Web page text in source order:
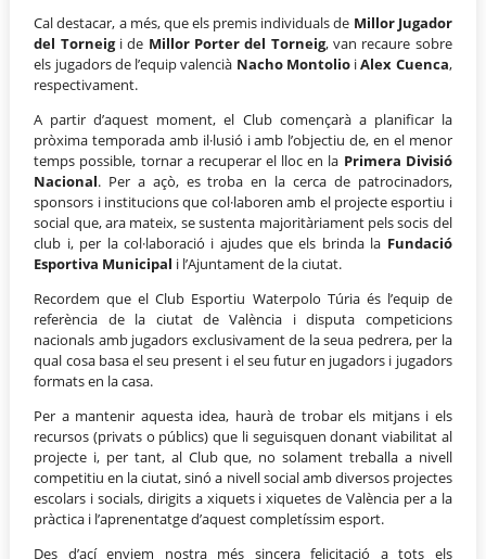
Cal destacar, a més, que els premis individuals de Millor Jugador
del Torneigi de Millor Porter del Torneig, van recaure sobre
els jugadors de l’equip valencià Nacho MontolioiAlex Cuenca,
respectivament.
A partir d’aquest moment, el Club començarà a planificar la
pròxima temporada amb il·lusió i amb l’objectiu de, en el menor
temps possible, tornar a recuperar el lloc en la Primera Divisió
Nacional. Per a açò, es troba en la cerca de patrocinadors,
sponsors i institucions que col·laboren amb el projecte esportiu i
social que, ara mateix, se sustenta majoritàriament pels socis del
club i, per la col·laboració i ajudes que els brinda la Fundació
Esportiva Municipal i l’Ajuntament de la ciutat.
Recordem que el Club Esportiu Waterpolo Túria és l’equip de
referència de la ciutat de València i disputa competicions
nacionals amb jugadors exclusivament de la seua pedrera, per la
qual cosa basa el seu present i el seu futur en jugadors i jugadors
formats en la casa.
Per a mantenir aquesta idea, haurà de trobar els mitjans i els
recursos (privats o públics) que li seguisquen donant viabilitat al
projecte i, per tant, al Club que, no solament treballa a nivell
competitiu en la ciutat, sinó a nivell social amb diversos projectes
escolars i socials, dirigits a xiquets i xiquetes de València per a la
pràctica i l’aprenentatge d’aquest completíssim esport.
Des d’ací enviem nostra més sincera felicitació a tots els